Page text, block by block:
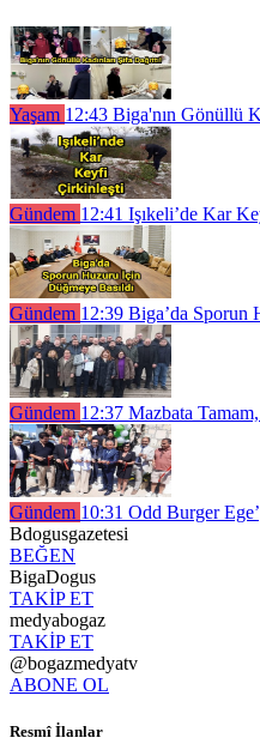
Yaşam 12:43 Biga'nın Gönüllü
Gündem 12:41 Işıkeli’de Kar
Gündem 12:39 Biga’da Sporun
Gündem 12:37 Mazbata
Gündem 10:31 Odd Burger
Bdogusgazetesi
BEĞEN
BigaDogus
TAKİP ET
medyabogaz
TAKİP ET
@bogazmedyatv
ABONE OL
Resmî İlanlar